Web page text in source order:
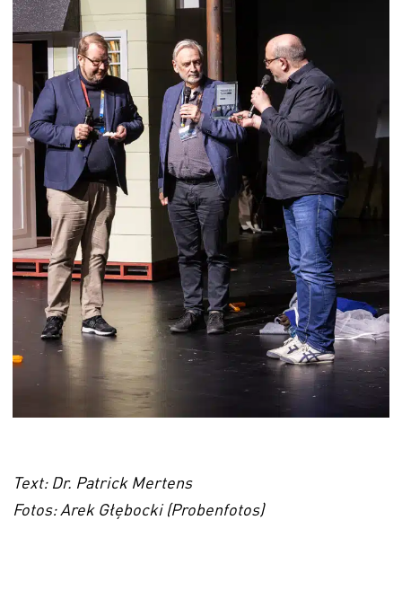
Text: Dr. Patrick Mertens
Fotos:Arek Głębocki (Probenfotos)